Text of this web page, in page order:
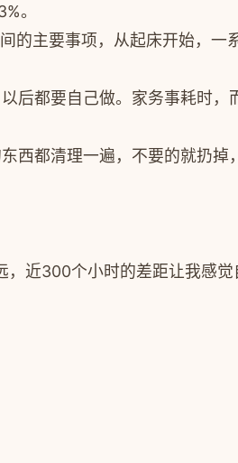
。
的主要事项，从起床开始，一
后都要自己做。家务事耗时，
西都清理一遍，不要的就扔掉
近300个小时的差距让我感